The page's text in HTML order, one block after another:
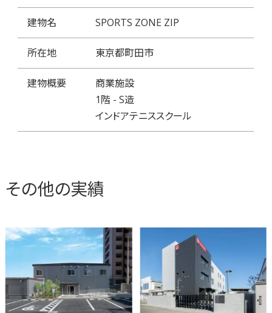
建物名 SPORTS ZONE ZIP
所在地 東京都町田市
建物概要
商業施設
1階 - S造
インドアテニススクール
その他の実績